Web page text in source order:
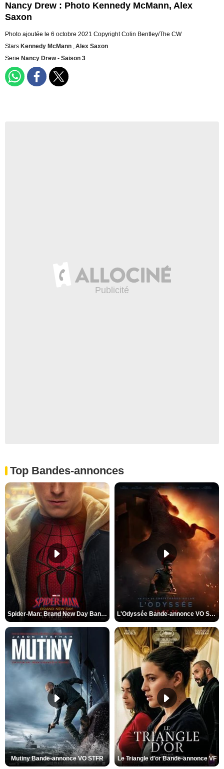
Nancy Drew : Photo Kennedy McMann, Alex
Saxon
Photo ajoutée le 6 octobre 2021 Copyright Colin Bentley/The CW
Stars Kennedy McMann ,Alex Saxon
Serie Nancy Drew - Saison 3
Top Bandes-annonces
Spider-Man: Brand New Day Bande-annonce VO STFR L'Odyssée Bande-annonce VO STFR
Mutiny Bande-annonce VO STFR Le Triangle d'or Bande-annonce VF